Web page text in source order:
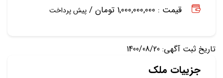
قیمت : 1,000,000,000 تومان /
پیش پرداخت
تاریخ ثبت آگهی: 1400/08/20
جزییات ملک